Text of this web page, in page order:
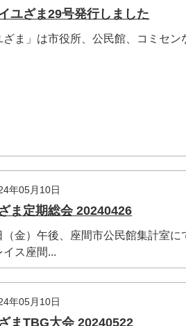
ユざま29号発行しました
ざま」は市役所、公民館、コミセ
年05月10日
ま定期総会 20240426
（金）午後、座間市公民館集計室
ス座間...
年05月10日
まTBG大会 20240522